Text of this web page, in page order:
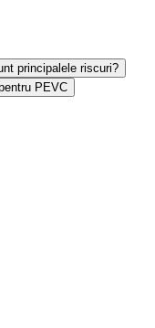
principalele riscuri?
PEVC